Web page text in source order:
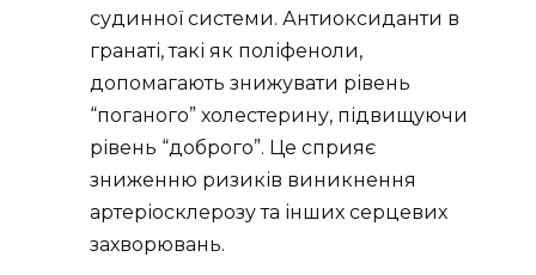
судинної системи. Антиоксиданти в
гранаті, такі як поліфеноли,
допомагають знижувати рівень
“поганого” холестерину, підвищуючи
рівень “доброго”. Це сприяє
зниженню ризиків виникнення
артеріосклерозу та інших серцевих
захворювань.